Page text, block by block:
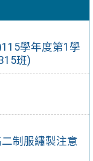
學年度第1學
班)
制服繡製注意